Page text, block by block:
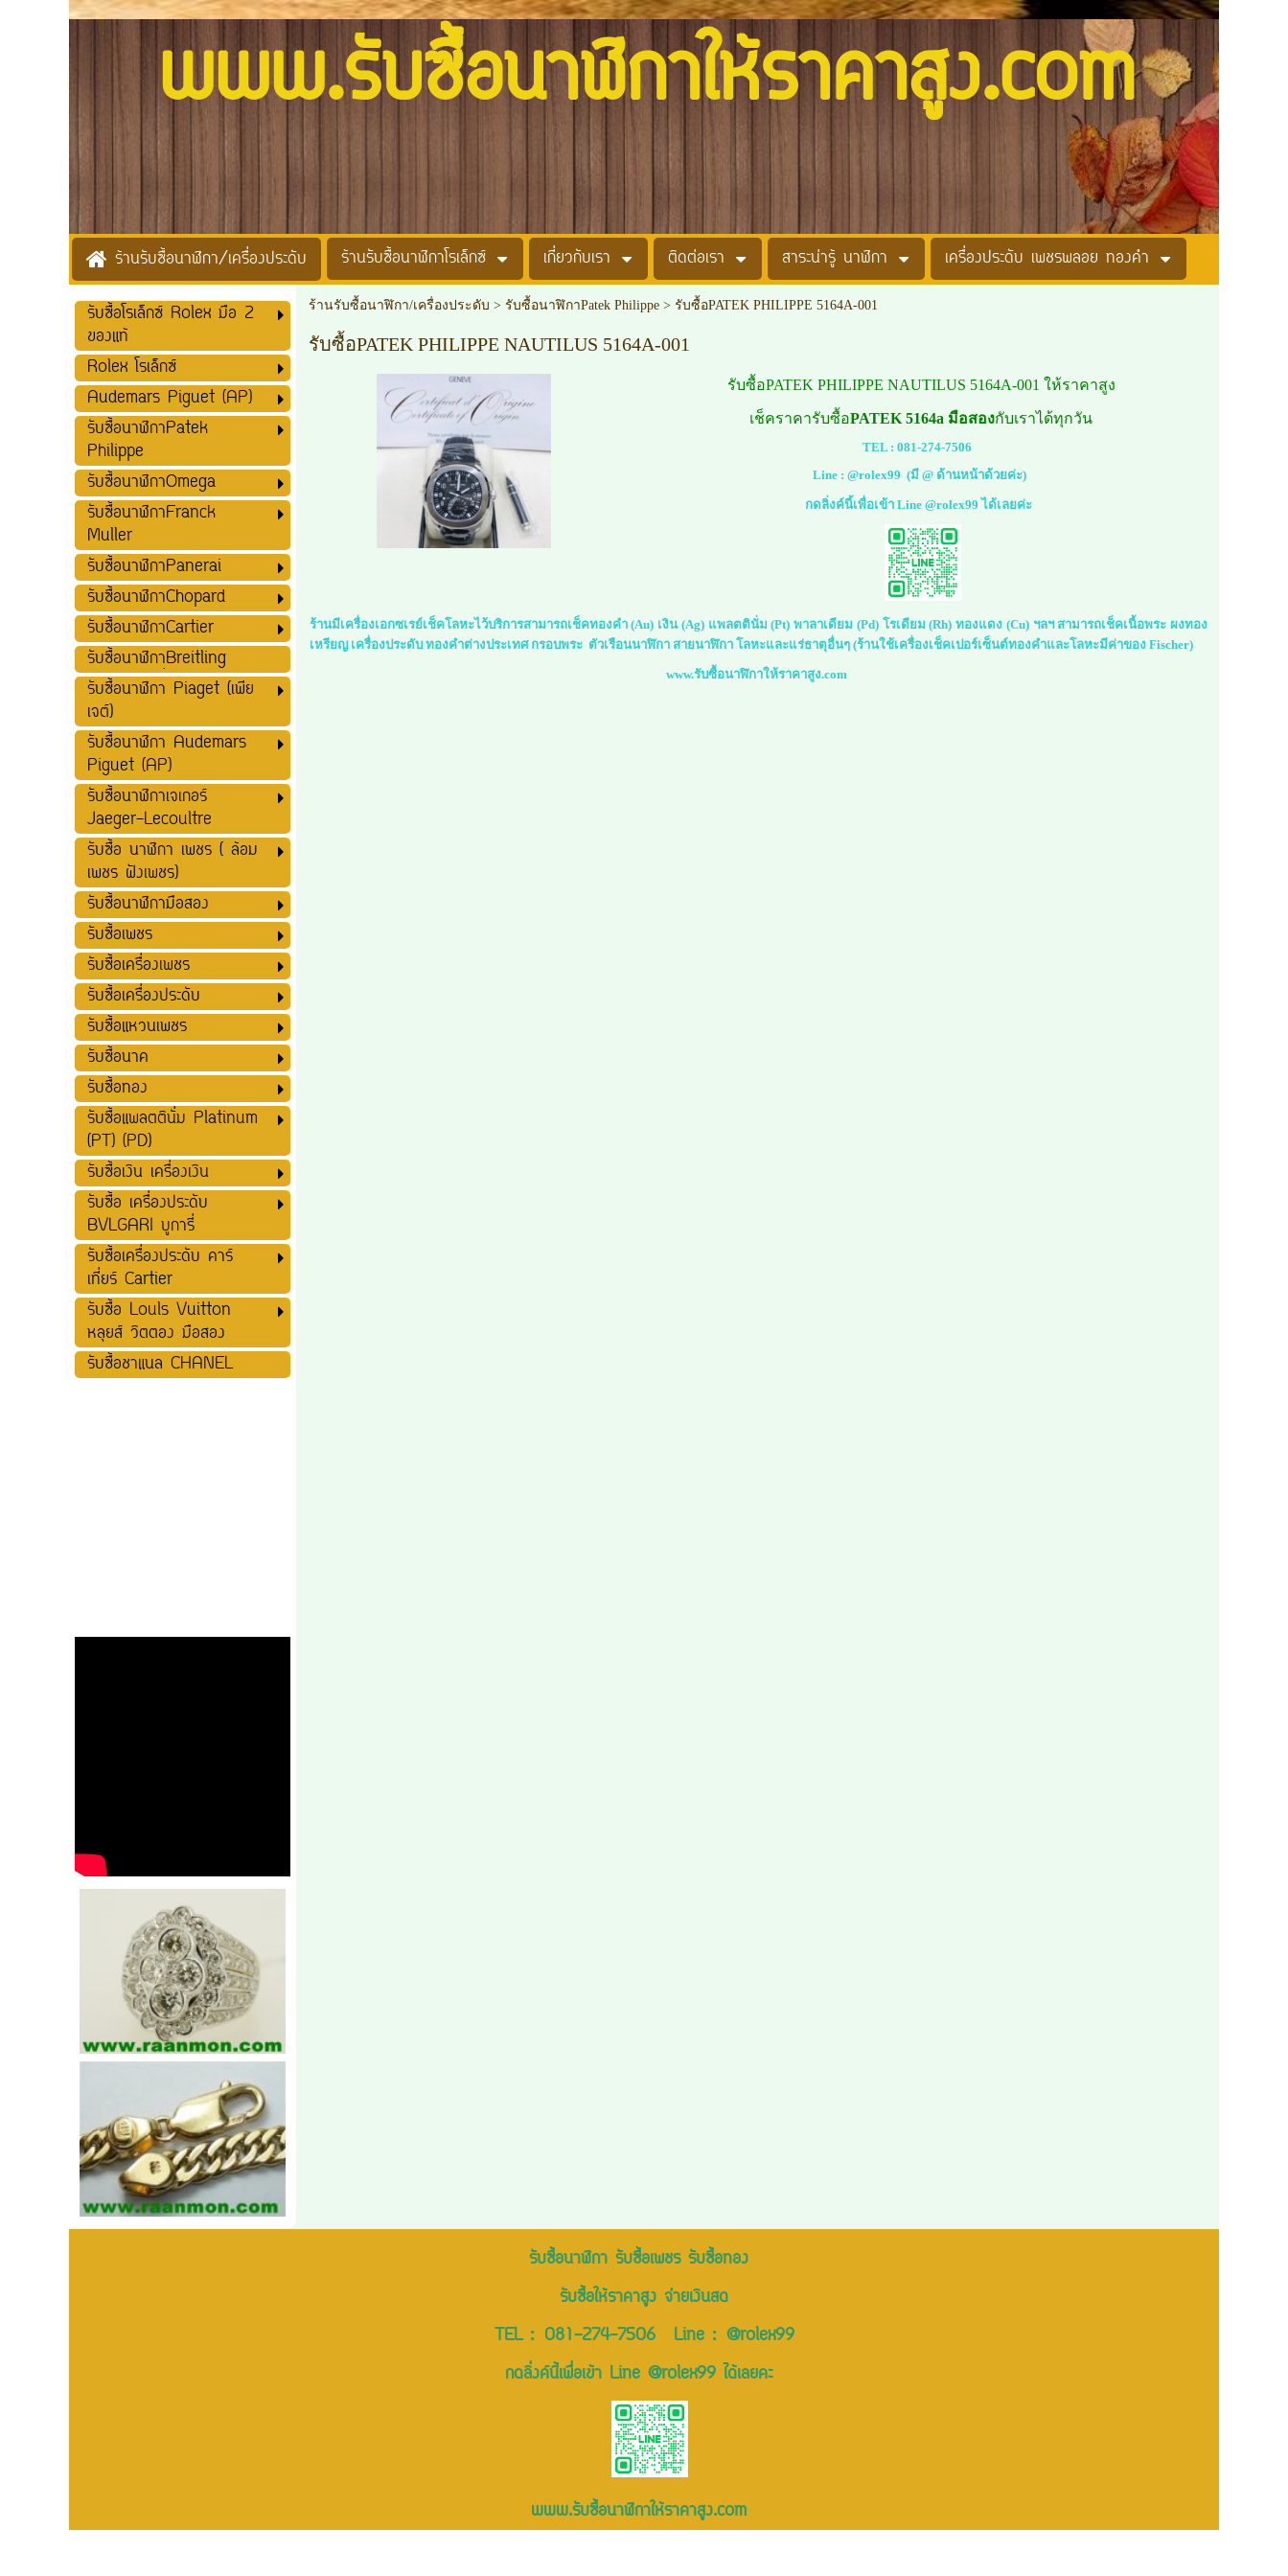
www.รับซื้อนาฬิกาให้ราคาสูง.com
ร้านรับซื้อนาฬิกา/เครื่องประดับ ร้านรับซื้อนาฬิกาโรเล็กซ์ เกี่ยวกับเรา ติดต่อเรา สาระน่ารู้ นาฬิกา เครื่องประดับ เพชรพลอย ทองคำ
รับซื้อโรเล็กซ์ Rolex มือ 2
ของแท้
Rolex โรเล็กซ์
Audemars Piguet (AP)
รับซื้อนาฬิกาPatek
Philippe
รับซื้อนาฬิกาOmega
รับซื้อนาฬิกาFranck
Muller
รับซื้อนาฬิกาPanerai
รับซื้อนาฬิกาChopard
รับซื้อนาฬิกาCartier
รับซื้อนาฬิกาฺฺBreitling
รับซื้อนาฬิกา Piaget (เพีย
เจต์)
รับซื้อนาฬิกา Audemars
Piguet (AP)
รับซื้อนาฬิกาเจเกอร์
Jaeger-Lecoultre
รับซื้อ นาฬิกา เพชร ( ล้อม
เพชร ฝังเพชร)
รับซื้อนาฬิกามือสอง
รับซื้อเพชร
รับซื้อเครื่องเพชร
รับซื้อเครื่องประดับ
รับซื้อแหวนเพชร
รับซื้อนาค
รับซื้อทอง
รับซื้อแพลตตินั่ม Platinum
(PT) (PD)
รับซื้อเงิน เครื่องเงิน
รับซื้อ เครื่องประดับ
BVLGARI บูการี่
รับซื้อเครื่องประดับ คาร์
เที่ยร์ Cartier
รับซื้อ Louls Vuitton
หลุยส์ วิตตอง มือสอง
รับซื้อชาแนล CHANEL
ร้านรับซื้อนาฬิกา/เครื่องประดับ > รับซื้อนาฬิกาPatek Philippe> รับซื้อPATEK PHILIPPE 5164A-001
รับซื้อPATEK PHILIPPE NAUTILUS 5164A-001
รับซื้อPATEK PHILIPPE NAUTILUS 5164A-001 ให้ราคาสูง
เช็คราคารับซื้อPATEK 5164a มือสองกับเราได้ทุกวัน
TEL : 081-274-7506
Line :@rolex99 (มี @ ด้านหน้าด้วยค่ะ)
กดลิ่งค์นี้เพื่อเข้า Line @rolex99 ได้เลยค่ะ
ร้านมีเครื่องเอกซเรย์เช็คโลหะไว้บริการสามารถเช็คทองคำ (Au) เงิน (Ag) แพลตตินั่ม (Pt) พาลาเดียม (Pd) โรเดียม (Rh) ทองแดง (Cu) ฯลฯ สามารถเช็คเนื้อพระ ผงทอง
เหรียญ เครื่องประดับ ทองคำต่างประเทศ กรอบพระ ตัวเรือนนาฬิกา สายนาฬิกา โลหะและแร่ธาตุอื่นๆ (ร้านใช้เครื่องเช็คเปอร์เซ็นต์ทองคำและโลหะมีค่าของ Fischer)
www.รับซื้อนาฬิกาให้ราคาสูง.com
รับซื้อนาฬิกา รับซื้อเพชร รับซื้อทอง
รับซื้อให้ราคาสูง จ่ายเงินสด
TEL : 081-274-7506Line : @rolex99
กดลิ่งค์นี้เพื่อเข้า Line @rolex99 ได้เลยคะ
www.รับซื้อนาฬิกาให้ราคาสูง.com